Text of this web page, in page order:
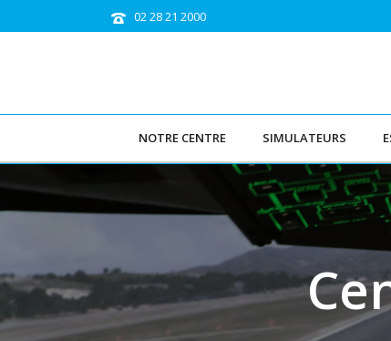
02 28 21 2000
NOTRE CENTRE SIMULATEURS